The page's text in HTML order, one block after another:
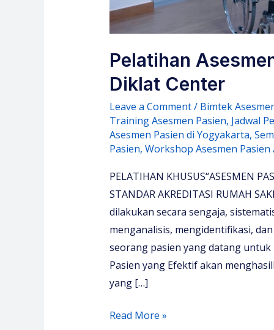
Pelatihan
Diklat Center
Leave a Comment/ Bimtek
Training Asesmen Pasien, Jadwal
Asesmen Pasien di Yogyakarta,
Pasien, Workshop Asesmen Pasien
PELATIHAN KHUSUS“ASESMEN
STANDAR AKREDITASI RUMAH
dilakukan secara sengaja,
menganalisis, mengidentifikasi,
seorang pasien yang datang
Pasien yang Efektif akan
yang […]
Pelatihan
Read More »